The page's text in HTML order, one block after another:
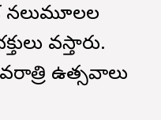
నలుమూలల
వస్తారు.
ఉత్సవాలు